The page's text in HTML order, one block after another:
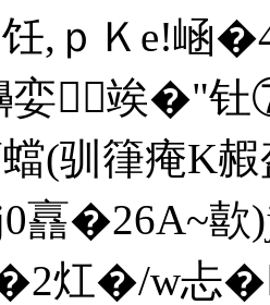
,ｐＫe!崡
竢�"钍
蟷(驯箻痷K
�26A~
灴�/w忐